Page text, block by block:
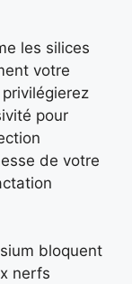
les silices
votre
pour
de votre
bloquent
nerfs